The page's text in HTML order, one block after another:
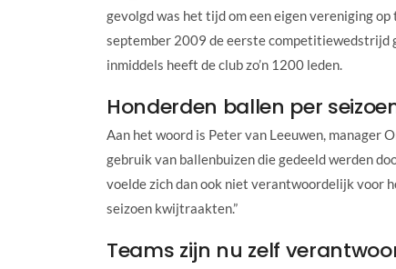
gevolgd was het tijd om een eigen vereniging
september 2009 de eerste competitiewedstrijd
inmiddels heeft de club zo’n 1200 leden.
Honderden ballen per
Aan het woord is Peter van Leeuwen, manager
gebruik van ballenbuizen die gedeeld werden
voelde zich dan ook niet verantwoordelijk voor
seizoen kwijtraakten.”
Teams zijn nu zelf